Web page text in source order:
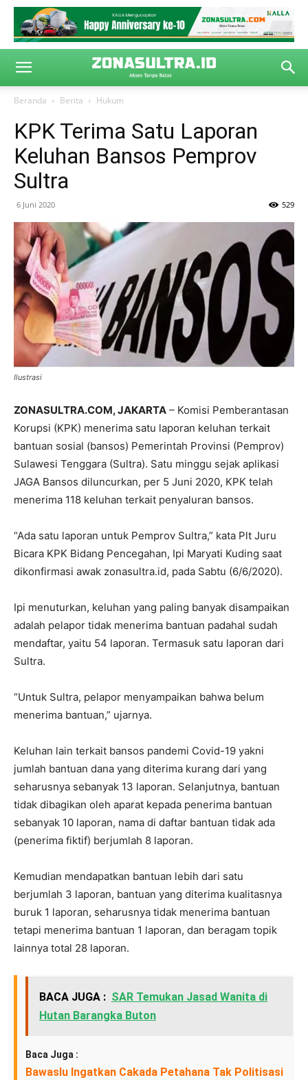
Beranda Berita Hukum
KPK Terima Satu Laporan
Keluhan Bansos Pemprov
Sultra
6 Juni 2020 529
Ilustrasi
ZONASULTRA.COM, JAKARTA – Komisi Pemberantasan
Korupsi (KPK) menerima satu laporan keluhan terkait
bantuan sosial (bansos) Pemerintah Provinsi (Pemprov)
Sulawesi Tenggara (Sultra). Satu minggu sejak aplikasi
JAGA Bansos diluncurkan, per 5 Juni 2020, KPK telah
menerima 118 keluhan terkait penyaluran bansos.
“Ada satu laporan untuk Pemprov Sultra,” kata Plt Juru
Bicara KPK Bidang Pencegahan, Ipi Maryati Kuding saat
dikonfirmasi awak zonasultra.id, pada Sabtu (6/6/2020).
Ipi menuturkan, keluhan yang paling banyak disampaikan
adalah pelapor tidak menerima bantuan padahal sudah
mendaftar, yaitu 54 laporan. Termasuk satu laporan dari
Sultra.
“Untuk Sultra, pelapor menyampaikan bahwa belum
menerima bantuan,” ujarnya.
Keluhan lain terkait bansos pandemi Covid-19 yakni
jumlah bantuan dana yang diterima kurang dari yang
seharusnya sebanyak 13 laporan. Selanjutnya, bantuan
tidak dibagikan oleh aparat kepada penerima bantuan
sebanyak 10 laporan, nama di daftar bantuan tidak ada
(penerima fiktif) berjumlah 8 laporan.
Kemudian mendapatkan bantuan lebih dari satu
berjumlah 3 laporan, bantuan yang diterima kualitasnya
buruk 1 laporan, seharusnya tidak menerima bantuan
tetapi menerima bantuan 1 laporan, dan beragam topik
lainnya total 28 laporan.
BACA JUGA : SAR Temukan Jasad Wanita di
Hutan Barangka Buton
Baca Juga :
Bawaslu Ingatkan Cakada Petahana Tak Politisasi